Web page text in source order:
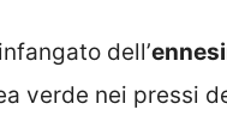
dell’
verde nei pressi